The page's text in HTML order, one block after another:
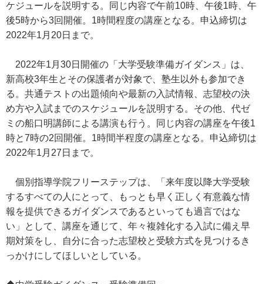
ケジュールを説明する。同じ内容で午前10時、午後1時、午
後5時から3回開催。1時間程度の講座となる。申込締切は
2022年1月20日まで。
2022年1月30日開催の「大学受験準備ガイダンス」は、
新高校3年生とその保護者が対象で、塾生以外も参加でき
る。共通テストの出題傾向や最新の入試情報、志望校の決
め方や入試までのスケジュールを説明する。その他、代ゼ
ミの船口明講師による講演も行う。同じ内容の講座を午後1
時と7時の2回開催。1時間半程度の講座となる。申込締切は
2022年1月27日まで。
個別指導学院フリーステップは、「来年度以降大学受験
するすべての人にとって、もっとも早く正しく有意義な情
報を提供できるガイダンスであるといっても過言ではな
い」として、講座を通じて、年々複雑化する入試に備え早
期対策をし、自分に合った志望校と受験方式を見つけるき
っかけにしてほしいとしている。